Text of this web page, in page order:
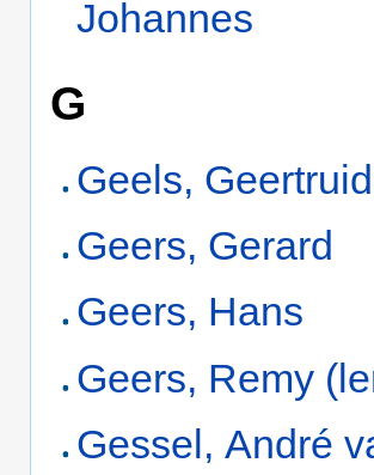
Johannes
G
Geels,
Geers, Gerard
Geers, Hans
Geers, Remy
Gessel, André